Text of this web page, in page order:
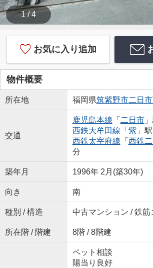
1 / 4
お気に入り追加
物件概要
所在地 福岡県筑紫野市二日
交通
鹿児島本線 「 二日市
西鉄大牟田線 「 紫」
西鉄太宰府線 「 西鉄
分
築年月 1996年 2月(築30年)
向き 南
種別 / 構造 中古マンション / 鉄筋
所在階 / 階建 8階 / 8階建
ペット相談
陽当り良好